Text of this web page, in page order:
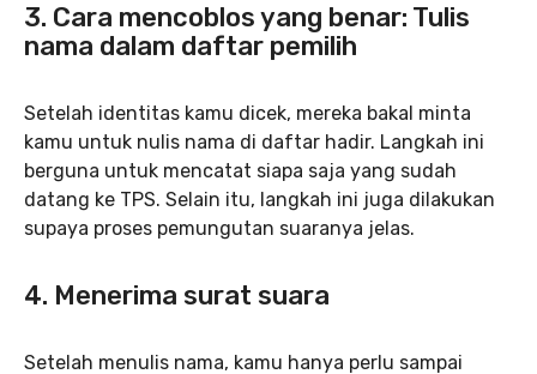
3. Cara mencoblos yang benar: Tulis
nama dalam daftar pemilih
Setelah identitas kamu dicek, mereka bakal minta
kamu untuk nulis nama di daftar hadir. Langkah ini
berguna untuk mencatat siapa saja yang sudah
datang ke TPS. Selain itu, langkah ini juga dilakukan
supaya proses pemungutan suaranya jelas.
4. Menerima surat suara
Setelah menulis nama, kamu hanya perlu sampai